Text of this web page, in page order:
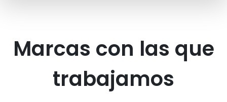
Marcas con las que
trabajamos